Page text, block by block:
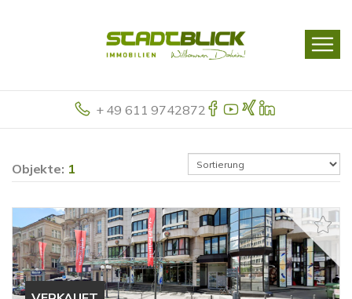
+ 49 611 9742872
Objekte: 1